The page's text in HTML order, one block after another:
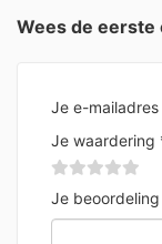
Wees de eerste
Je e-
Je waardering
Je beoordeling